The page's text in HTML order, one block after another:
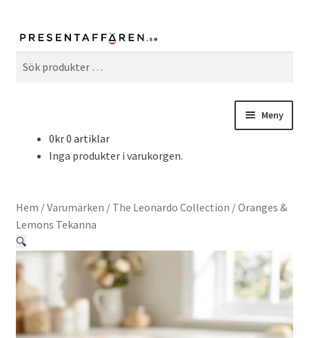
Meny
Kök & Matlagning
William Morris
Serier
Varumärken
0kr0 artiklar
Inga produkter i varukorgen.
Hem /Varumärken / The Leonardo Collection /Oranges &
Lemons Tekanna
🔍